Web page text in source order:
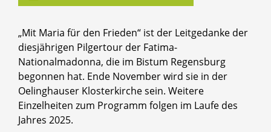
„Mit Maria für den Frieden“ ist der Leitgedanke der
diesjährigen Pilgertour der Fatima-
Nationalmadonna, die im Bistum Regensburg
begonnen hat. Ende November wird sie in der
Oelinghauser Klosterkirche sein. Weitere
Einzelheiten zum Programm folgen im Laufe des
Jahres 2025.